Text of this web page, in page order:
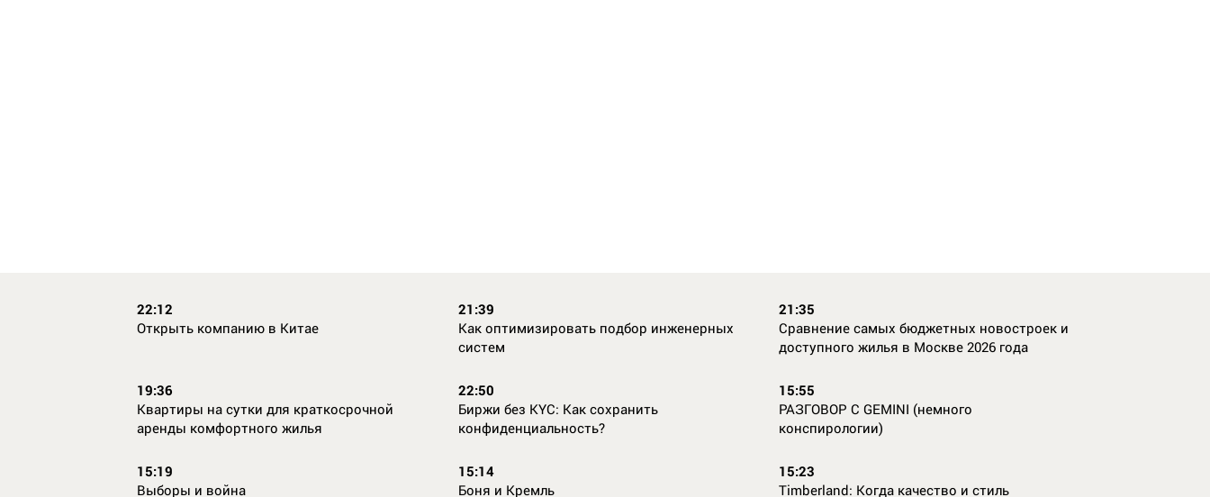
22:12
Открыть компанию в Китае
21:39
Как оптимизировать подбор инженерных
систем
21:35
Сравнение самых бюджетных новостроек и
доступного жилья в Москве 2026 года
19:36
Квартиры на сутки для краткосрочной
аренды комфортного жилья
22:50
Биржи без KYC: Как сохранить
конфиденциальность?
15:55
РАЗГОВОР С GEMINI (немного
конспирологии)
15:19
Выборы и война
15:14
Боня и Кремль
15:23
Timberland: Когда качество и стиль